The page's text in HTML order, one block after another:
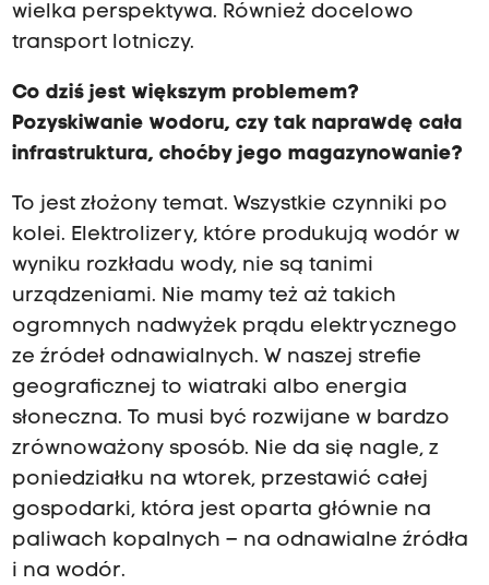
wielka perspektywa. Również docelowo
transport lotniczy.
Co dziś jest większym problemem?
Pozyskiwanie wodoru, czy tak naprawdę cała
infrastruktura, choćby jego magazynowanie?
To jest złożony temat. Wszystkie czynniki po
kolei. Elektrolizery, które produkują wodór w
wyniku rozkładu wody, nie są tanimi
urządzeniami. Nie mamy też aż takich
ogromnych nadwyżek prądu elektrycznego
ze źródeł odnawialnych. W naszej strefie
geograficznej to wiatraki albo energia
słoneczna. To musi być rozwijane w bardzo
zrównoważony sposób. Nie da się nagle, z
poniedziałku na wtorek, przestawić całej
gospodarki, która jest oparta głównie na
paliwach kopalnych – na odnawialne źródła
i na wodór.